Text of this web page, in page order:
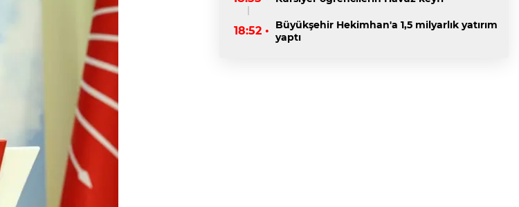
18:52 •
Büyükşehir Hekimhan'a 1,5 milyarlık yatırım
yaptı